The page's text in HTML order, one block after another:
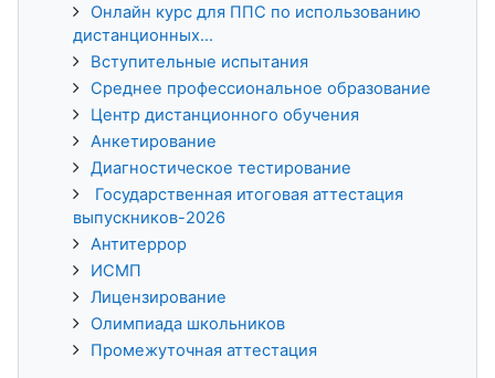
Онлайн курс для ППС по использованию
дистанционных...
Вступительные испытания
Среднее профессиональное образование
Центр дистанционного обучения
Анкетирование
Диагностическое тестирование
Государственная итоговая аттестация
выпускников-2026
Антитеррор
ИСМП
Лицензирование
Олимпиада школьников
Промежуточная аттестация